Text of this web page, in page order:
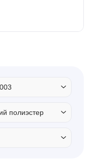
полиэстер